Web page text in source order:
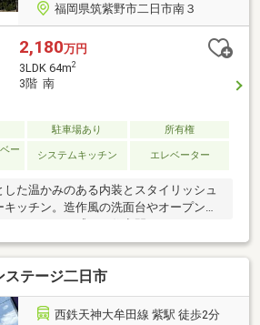
福岡県筑紫野市二日市南３
2,180万円
3LDK 64m2
3階 南
駐車場あり
所有権
ー
システムキッチン エレベーター
した温かみのある内装とスタイリッシュ
キッチン。造作風の洗面台やオープン棚
でこだわりを感じる住空間です♪
ステージ二日市
西鉄天神大牟田線 紫駅 徒歩2分